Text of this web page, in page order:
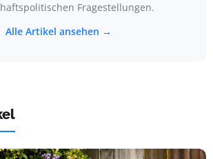
Fragestellungen.
Alle Artikel ansehen →